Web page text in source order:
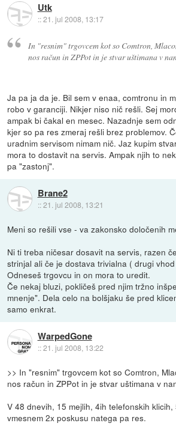
Utk
::21. jul 2008, 13:17
In "resnim" trgovcem kot so Comtron,
nos račun in ZPPot in je stvar uštimana v
Ja pa ja da je. Bil sem v enaa, comtronu in
robo v garanciji. Nikjer niso nič rešli. Sej
ampak bi čakal en mesec. Nazadnje sem
kjer so pa res zmeraj rešli brez problemov.
uradnim servisom nimam nič. Jaz kupim
mora to dostavit na servis. Ampak njih to
pa "zastonj".
Brane2
::21. jul 2008, 13:21
Meni so rešili vse - va zakonsko določenih
Ni ti treba ničesar dosavit na servis, razen
strinjal ali če je dostava trivialna ( drugi
Odneseš trgovcu in on mora to uredit.
Če nekaj bluzi, pokličeš pred njim tržno
mnenje". Dela celo na bolšjaku še pred
samo enkrat.
WarpedGone
::21. jul 2008, 13:22
>> In "resnim" trgovcem kot so Comtron,
nos račun in ZPPot in je stvar uštimana v
V 48 dnevih, 15 mejlih, 4ih telefonskih
vmesnem 2x poskusu natega pa res.